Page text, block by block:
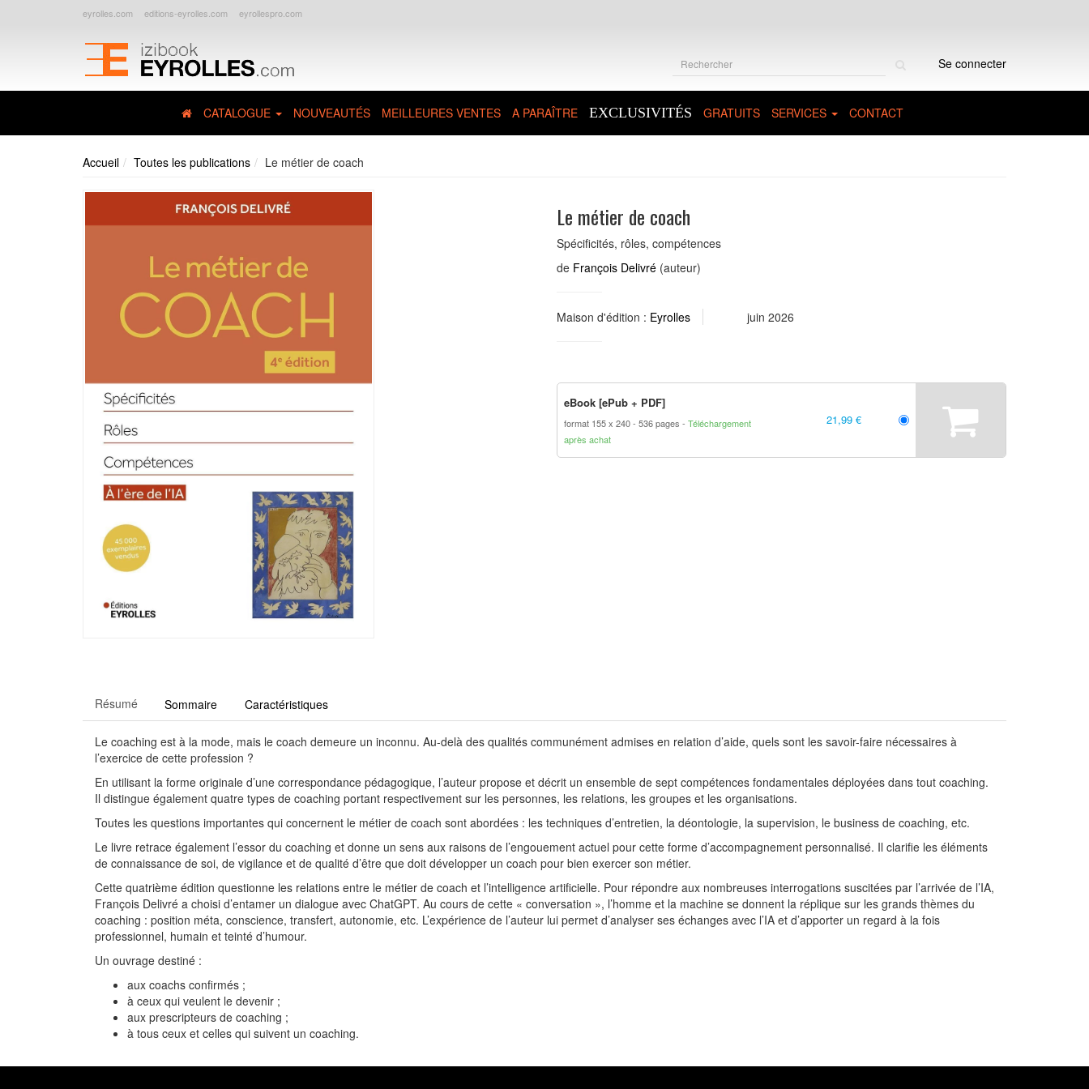
eyrolles.com editions-eyrolles.com eyrollespro.com
Se connecter
CATALOGUE NOUVEAUTÉS MEILLEURES VENTES A PARAÎTRE EXCLUSIVITÉS GRATUITS SERVICES CONTACT
Accueil Toutes les publications Le métier de coach
Le métier de coach
Spécificités, rôles, compétences
de François Delivré (auteur)
Maison d'édition : Eyrolles juin 2026
eBook [ePub + PDF]
format 155 x 240 536 pages
Téléchargement
après achat
21,99 €
Résumé Sommaire Caractéristiques
Le coaching est à la mode, mais le coach demeure un inconnu. Au-delà des qualités communément admises en relation d’aide, quels sont les savoir-faire nécessaires à
l’exercice de cette profession ?
En utilisant la forme originale d’une correspondance pédagogique, l’auteur propose et décrit un ensemble de sept compétences fondamentales déployées dans tout coaching.
Il distingue également quatre types de coaching portant respectivement sur les personnes, les relations, les groupes et les organisations.
Toutes les questions importantes qui concernent le métier de coach sont abordées : les techniques d’entretien, la déontologie, la supervision, le business de coaching, etc.
Le livre retrace également l’essor du coaching et donne un sens aux raisons de l’engouement actuel pour cette forme d’accompagnement personnalisé. Il clarifie les éléments
de connaissance de soi, de vigilance et de qualité d’être que doit développer un coach pour bien exercer son métier.
Cette quatrième édition questionne les relations entre le métier de coach et l’intelligence artificielle. Pour répondre aux nombreuses interrogations suscitées par l’arrivée de l’IA,
François Delivré a choisi d’entamer un dialogue avec ChatGPT. Au cours de cette « conversation », l’homme et la machine se donnent la réplique sur les grands thèmes du
coaching : position méta, conscience, transfert, autonomie, etc. L’expérience de l’auteur lui permet d’analyser ses échanges avec l’IA et d’apporter un regard à la fois
professionnel, humain et teinté d’humour.
Un ouvrage destiné :
aux coachs confirmés ;
à ceux qui veulent le devenir ;
aux prescripteurs de coaching ;
à tous ceux et celles qui suivent un coaching.